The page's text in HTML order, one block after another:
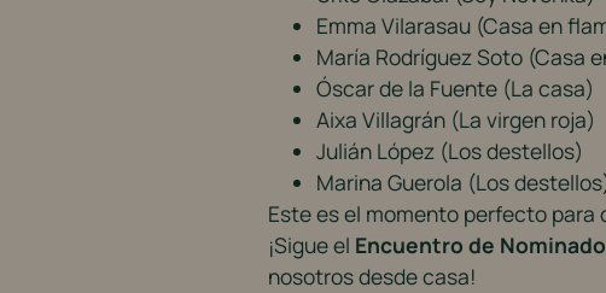
Emma Vilarasau (Casa en
María Rodríguez Soto (Casa
Óscar de la Fuente (La casa)
Aixa Villagrán (La virgen roja)
Julián López (Los destellos)
Marina Guerola (Los
Este es el momento perfecto
¡Sigue el Encuentro de
nosotros desde casa!